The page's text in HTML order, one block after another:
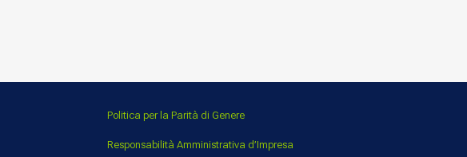
Politica per la Parità di Genere
Responsabilità Amministrativa d’Impresa